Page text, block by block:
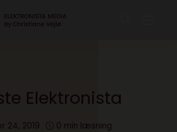
Elektronista
24, 2019 0 min læsning